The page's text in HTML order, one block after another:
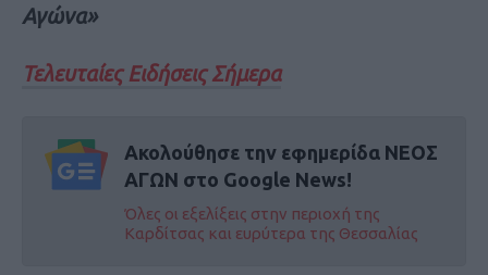
Αγώνα»
Τελευταίες Ειδήσεις Σήμερα
Ακολούθησε την εφημερίδα ΝΕΟΣ
ΑΓΩΝ στο Google News!
Όλες οι εξελίξεις στην περιοχή της
Καρδίτσας και ευρύτερα της Θεσσαλίας